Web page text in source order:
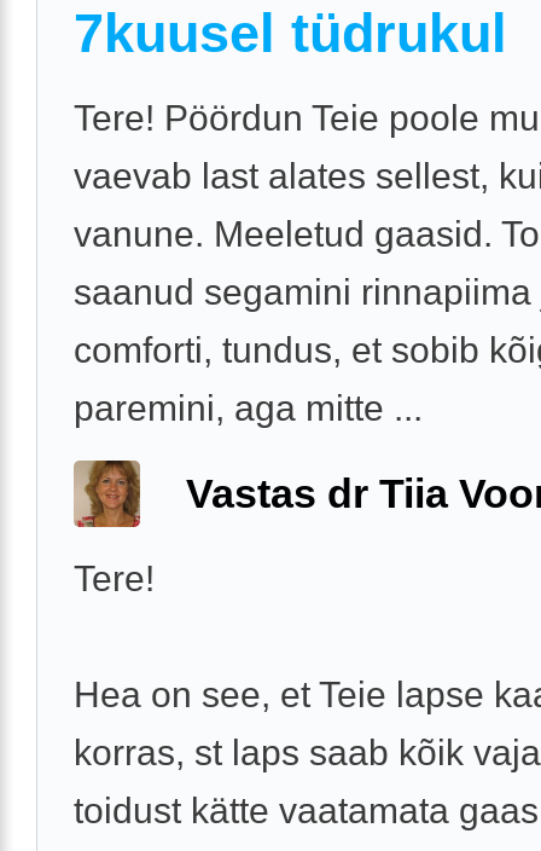
7kuusel tüdrukul
Tere! Pöördun Teie poole
vaevab last alates sellest,
vanune. Meeletud gaasid.
saanud segamini rinnapiima
comforti, tundus, et sobib
paremini, aga mitte ...
Vastas dr Tiia
Tere!
Hea on see, et Teie lapse
korras, st laps saab kõik
toidust kätte vaatamata